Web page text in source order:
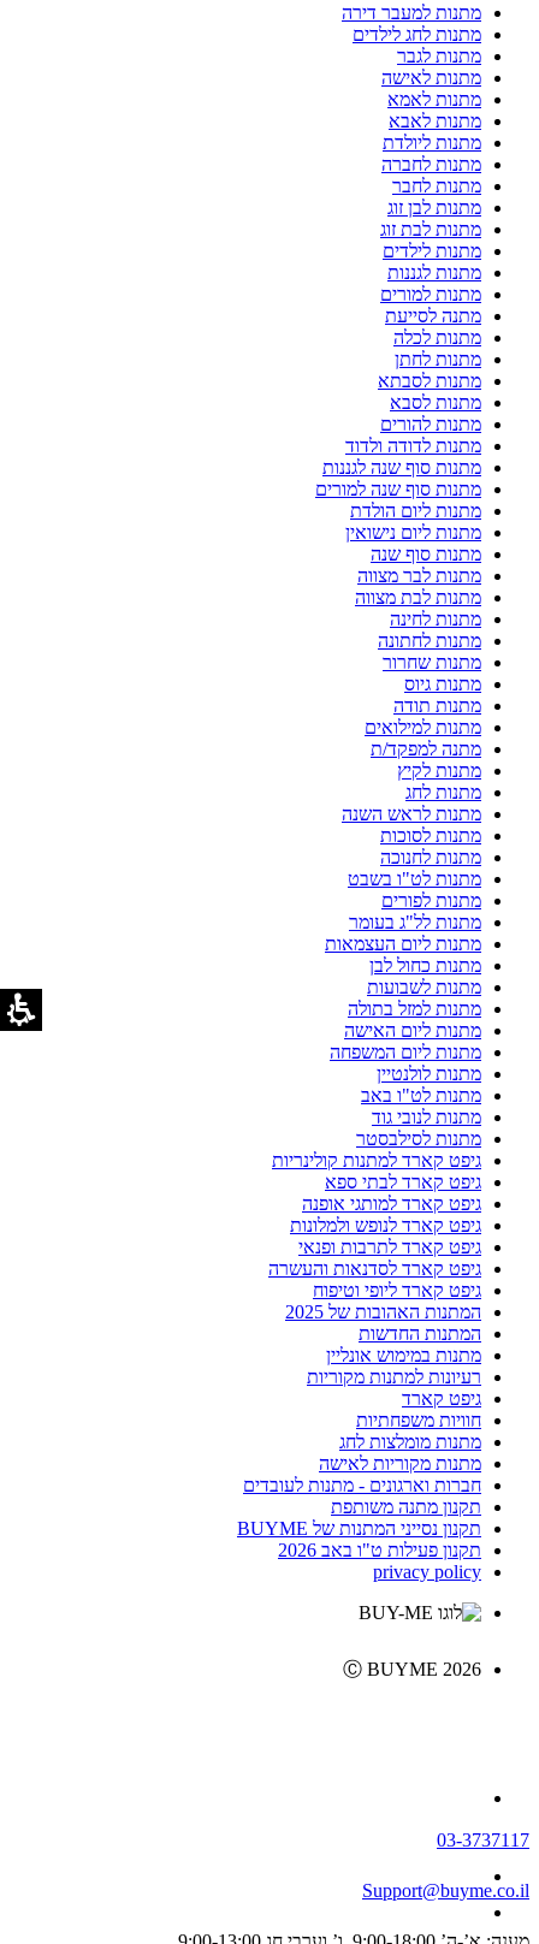
מתנות למעבר דירה
מתנות לחג לילדים
מתנות לגבר
מתנות לאישה
מתנות לאמא
מתנות לאבא
מתנות ליולדת
מתנות לחברה
מתנות לחבר
מתנות לבן זוג
מתנות לבת זוג
מתנות לילדים
מתנות לגננות
מתנות למורים
מתנה לסייעת
מתנות לכלה
מתנות לחתן
מתנות לסבתא
מתנות לסבא
מתנות להורים
מתנות לדודה ולדוד
מתנות סוף שנה לגננות
מתנות סוף שנה למורים
מתנות ליום הולדת
מתנות ליום נישואין
מתנות סוף שנה
מתנות לבר מצווה
מתנות לבת מצווה
מתנות לחינה
מתנות לחתונה
מתנות שחרור
מתנות גיוס
מתנות תודה
מתנות למילואים
מתנה למפקד/ת
מתנות לקיץ
מתנות לחג
מתנות לראש השנה
מתנות לסוכות
מתנות לחנוכה
מתנות לט"ו בשבט
מתנות לפורים
מתנות לל"ג בעומר
מתנות ליום העצמאות
מתנות כחול לבן
מתנות לשבועות
מתנות למזל בתולה
מתנות ליום האישה
מתנות ליום המשפחה
מתנות לולנטיין
מתנות לט"ו באב
מתנות לנובי גוד
מתנות לסילבסטר
גיפט קארד למתנות קולינריות
גיפט קארד לבתי ספא
גיפט קארד למותגי אופנה
גיפט קארד לנופש ולמלונות
גיפט קארד לתרבות ופנאי
גיפט קארד לסדנאות והעשרה
גיפט קארד ליופי וטיפוח
המתנות האהובות של 2025
המתנות החדשות
מתנות במימוש אונליין
רעיונות למתנות מקוריות
גיפט קארד
חוויות משפחתיות
מתנות מומלצות לחג
מתנות מקוריות לאישה
חברות וארגונים - מתנות לעובדים
תקנון מתנה משותפת
תקנון נסייני המתנות של BUYME
תקנון פעילות ט"ו באב 2026
privacy policy
Ⓒ BUYME 2026
03-3737117
Support@buyme.co.il